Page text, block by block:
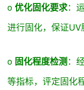
o优化固化要求：
进行固化， 保证UV
o 固化程度检测 ：
等指标， 评定固化